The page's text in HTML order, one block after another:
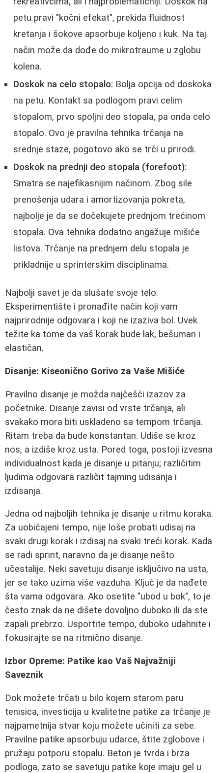
petu pravi "kočni efekat", prekida fluidnost
kretanja i šokove apsorbuje koljeno i kuk. Na taj
način može da dođe do mikrotraume u zglobu
kolena.
Doskok na celo stopalo: Bolja opcija od doskoka
na petu. Kontakt sa podlogom pravi celim
stopalom, prvo spoljni deo stopala, pa onda celo
stopalo. Ovo je pravilna tehnika trčanja na
srednje staze, pogotovo ako se trči u prirodi.
Doskok na prednji deo stopala (forefoot):
Smatra se najefikasnijim načinom. Zbog sile
prenošenja udara i amortizovanja pokreta,
najbolje je da se dočekujete prednjom trećinom
stopala. Ova tehnika dodatno angažuje mišiće
listova. Trčanje na prednjem delu stopala je
prikladnije u sprinterskim disciplinama.
Najbolji savet je da slušate svoje telo.
Eksperimentište i pronađite način koji vam
najprirodnije odgovara i koji ne izaziva bol. Uvek
težite ka tome da vaš korak bude lak, bešuman i
elastičan.
Disanje: Kiseonično Gorivo za Vaše Mišiće
Pravilno disanje je možda najčešći izazov za
početnike. Disanje zavisi od vrste trčanja, ali
svakako mora biti uskladeno sa tempom trčanja.
Ritam treba da bude konstantan. Udiše se kroz
nos, a izdiše kroz usta. Pored toga, postoji izvesna
individualnost kada je disanje u pitanju; različitim
ljudima odgovara različit tajming udisanja i
izdisanja.
Jedna od najboljih tehnika je disanje u ritmu koraka.
Za uobičajeni tempo, nije loše probati udisaj na
svaki drugi korak i izdisaj na svaki treći korak. Kada
se radi sprint, naravno da je disanje nešto
učestalije. Neki savetuju disanje isključivo na usta,
jer se tako uzima više vazduha. Ključ je da nađete
šta vama odgovara. Ako osetite "ubod u bok", to je
često znak da ne dišete dovoljno duboko ili da ste
zapali prebrzo. Usportite tempo, duboko udahnite i
fokusirajte se na ritmično disanje.
Izbor Opreme: Patike kao Vaš Najvažniji
Saveznik
Dok možete trčati u bilo kojem starom paru
tenisica, investicija u kvalitetne patike za trčanje je
najpametnija stvar koju možete učiniti za sebe.
Pravilne patike apsorbuju udarce, štite zglobove i
pružaju potporu stopalu. Beton je tvrda i brza
podloga, zato se savetuju patike koje imaju gel u